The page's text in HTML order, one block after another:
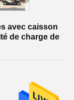
avec caisson
de charge de